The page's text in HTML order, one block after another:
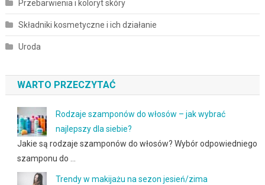
Przebarwienia i koloryt skóry
Składniki kosmetyczne i ich działanie
Uroda
WARTO PRZECZYTAĆ
Rodzaje szamponów do włosów – jak wybrać
najlepszy dla siebie?
Jakie są rodzaje szamponów do włosów? Wybór odpowiedniego
szamponu do …
Trendy w makijażu na sezon jesień/zima